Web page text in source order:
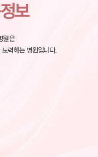
보
원은
력하는 병원입니다.